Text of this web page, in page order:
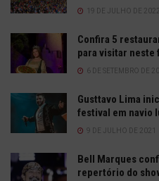
19 DE JULHO DE 2022
Confira 5
para visitar neste
6 DE SETEMBRO DE
Gusttavo Lima
festival em navio
9 DE JULHO DE 2021
Bell Marques
repertório do